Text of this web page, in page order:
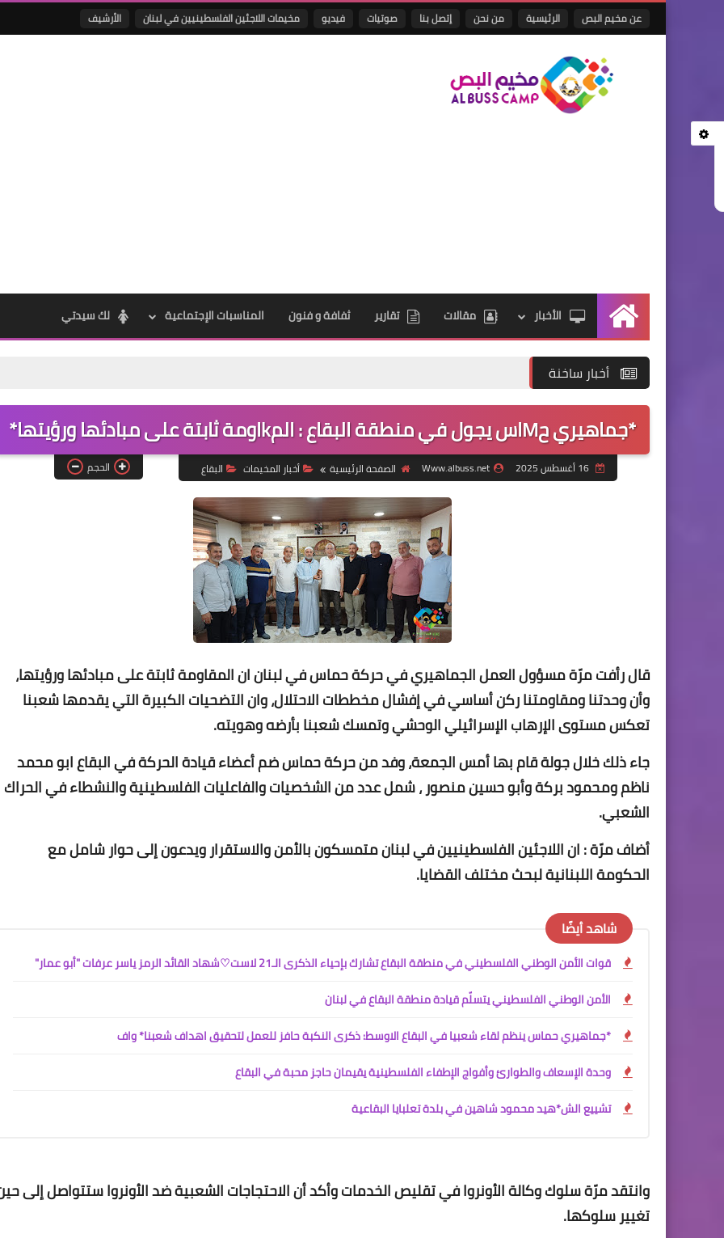
عن مخيم البص الرئيسية من نحن إتصل بنا صوتيات فيديو مخيمات اللاجئين الفلسطينيين في لبنان الأرشيف
الرئيسيةالأخبار مقالات تقارير ثفافة و فنون المناسبات الإجتماعية لك سيدتي
أخبار ساخنة
*جماهيري حMاس يجول في منطقة البقاع : المkاومة ثابتة على مبادئها ورؤيتها*
16 أغسطس 2025 Www.albuss.net الصفحة الرئيسية أخبار ‏المخيمات‏ البقاع الحجم
قال رأفت مرّة مسؤول العمل الجماهيري في حركة حماس في لبنان ان المقاومة ثابتة على مبادئها ورؤيتها،
وأن وحدتنا ومقاومتنا ركن أساسي في إفشال مخططات الاحتلال، وان التضحيات الكبيرة التي يقدمها شعبنا
تعكس مستوى الإرهاب الإسرائيلي الوحشي وتمسك شعبنا بأرضه وهويته.
جاء ذلك خلال جولة قام بها أمس الجمعة، وفد من حركة حماس ضم أعضاء قيادة الحركة في البقاع ابو محمد
ناظم ومحمود بركة وأبو حسين منصور ، شمل عدد من الشخصيات والفاعليات الفلسطينية والنشطاء في الحراك
الشعبي.
أضاف مرّة : ان اللاجئين الفلسطينيين في لبنان متمسكون بالأمن والاستقرار ويدعون إلى حوار شامل مع
الحكومة اللبنانية لبحث مختلف القضايا.
شاهد أيضًا
قوات الأمن الوطني الفلسطيني في منطقة البقاع تشارك بإحياء الذكرى الـ21 لاست♡شهاد القائد الرمز ياسر عرفات "أبو عمار"
الأمن الوطني الفلسطيني يتسلّم قيادة منطقة البقاع في لبنان
*جماهيري حماس ينظم لقاء شعبيا في البقاع الاوسط: ذكرى النكبة حافز للعمل لتحقيق اهداف شعبنا* واف
وحدة الإسعاف والطوارئ وأفواج الإطفاء الفلسطينية يقيمان حاجز محبة في البقاع
تشييع الش*هيد محمود شاهين في بلدة تعلبايا البقاعية
وانتقد مرّة سلوك وكالة الأونروا في تقليص الخدمات وأكد أن الاحتجاجات الشعبية ضد الأونروا ستتواصل إلى
تغيير سلوكها.
Www.albuss.net
Www.albuss.net